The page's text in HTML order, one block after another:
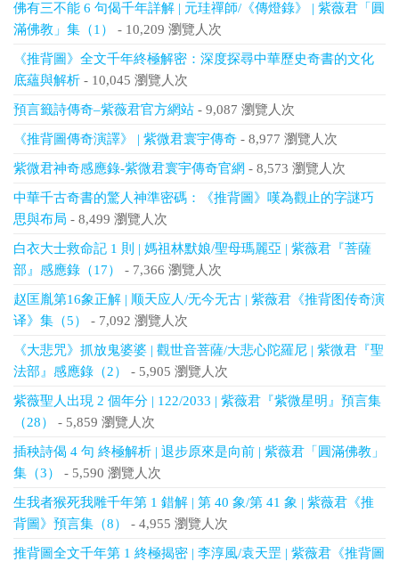
佛有三不能 6 句偈千年詳解 | 元珪禪師/《傳燈錄》 | 紫薇君「圓
滿佛教」集（1）
- 10,209 瀏覽人次
《推背圖》全文千年終極解密：深度探尋中華歷史奇書的文化
底蘊與解析 - 10,045 瀏覽人次
預言籤詩傳奇–紫薇君官方網站 - 9,087 瀏覽人次
《推背圖傳奇演譯》 | 紫微君寰宇傳奇 - 8,977 瀏覽人次
紫微君神奇感應錄-紫微君寰宇傳奇官網 - 8,573 瀏覽人次
中華千古奇書的驚人神準密碼：《推背圖》嘆為觀止的字謎巧
思與布局 - 8,499 瀏覽人次
白衣大士救命記 1 則 | 媽祖林默娘/聖母瑪麗亞 | 紫薇君『菩薩
部』感應錄（17）
- 7,366 瀏覽人次
赵匡胤第16象正解 | 顺天应人/无今无古 | 紫薇君《推背图传奇演
译》集（5）
- 7,092 瀏覽人次
《大悲咒》抓放鬼婆婆 | 觀世音菩薩/大悲心陀羅尼 | 紫微君『聖
法部』感應錄（2）
- 5,905 瀏覽人次
紫薇聖人出現 2 個年分 | 122/2033 | 紫薇君『紫微星明』預言集
（28）
- 5,859 瀏覽人次
插秧詩偈 4 句 終極解析 | 退步原來是向前 | 紫薇君「圓滿佛教」
集（3）
- 5,590 瀏覽人次
生我者猴死我雕千年第 1 錯解 | 第 40 象/第 41 象 | 紫薇君《推
背圖》預言集（8）
- 4,955 瀏覽人次
推背圖全文千年第 1 終極揭密 | 李淳風/袁天罡 | 紫薇君《推背圖